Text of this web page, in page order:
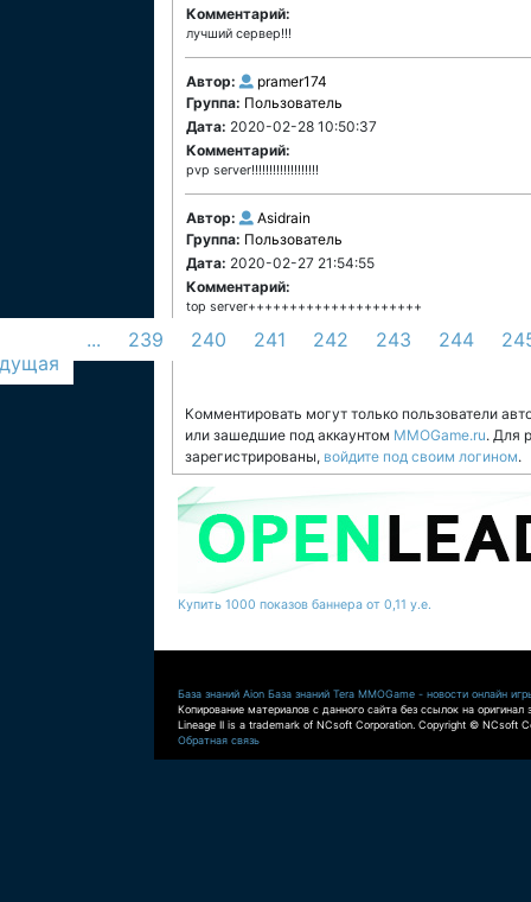
Комментарий:
лучший сервер!!!
Автор:
pramer174
Группа: Пользователь
Дата: 2020-02-28 10:50:37
Комментарий:
рvp server!!!!!!!!!!!!!!!!!!!
Автор:
Asidrain
Группа: Пользователь
Дата: 2020-02-27 21:54:55
Комментарий:
top server+++++++++++++++++++++
... 239 240 241 242 243 244
Комментировать могут только пользователи
или зашедшие под аккаунтом MMOGame.ru. Для
зарегистрированы, войдите под своим логином.
Купить 1000 показов баннера от 0,11 у.е.
База знаний Aion База знаний Tera MMOGame - новости онлайн
Копирование материалов с данного сайта без ссылок на оригинал
Lineage II is a trademark of NCsoft Corporation. Copyright © NCsoft
Обратная связь